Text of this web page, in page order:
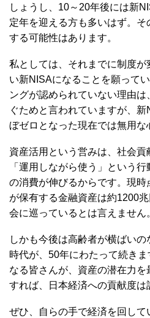
しょうし、10～20年後には新
定年を迎える方も多いはず。
する可能性はあります。
私としては、それまでに制度
い新NISAになることを願って
ングが認められていない理由
ぐためと言われていますが、
ぼゼロとなった現在では無用な
資産活用という営みは、社会貢
「運用しながら使う」という
の消費が伸びるからです。現
が保有する金融資産は約1200
会に巡っているとは言えません
しかも今後は高齢者が横ばい
時代が、50年にわたって続き
なる皆さんが、資産の潜在力
すれば、日本経済への貢献度は
ぜひ、自らの手で経済を回し